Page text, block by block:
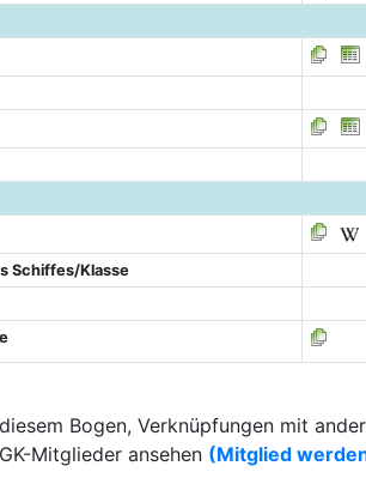
Schiffes/Klasse
Bogen, Verknüpfungen mit
Mitglieder ansehen (Mitglied